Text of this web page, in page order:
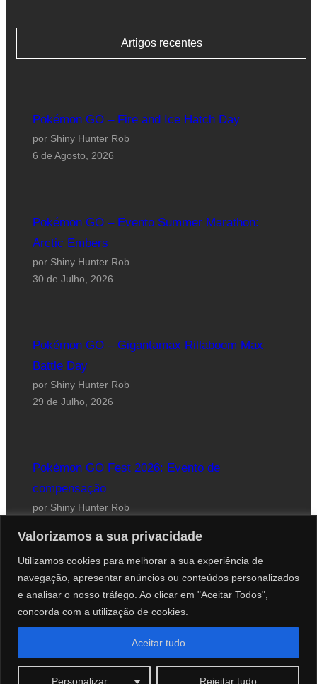
Valorizamos a sua privacidade
Utilizamos cookies para melhorar a sua experiência de
navegação, apresentar anúncios ou conteúdos personalizados
e analisar o nosso tráfego. Ao clicar em "Aceitar Todos",
concorda com a utilização de cookies.
Personalizar Rejeitar tudo
Aceitar tudo
Artigos recentes
Pokémon GO – Fire and Ice Hatch Day
por Shiny Hunter Rob
6 de Agosto, 2026
Pokémon GO – Evento Summer Marathon:
Arctic Embers
por Shiny Hunter Rob
30 de Julho, 2026
Pokémon GO – Gigantamax Rillaboom Max
Battle Day
por Shiny Hunter Rob
29 de Julho, 2026
Pokémon GO Fest 2026: Evento de
compensação
por Shiny Hunter Rob
Website desenhado por Roberto Coutinho
© 2012-2026 PokéCenter Blog